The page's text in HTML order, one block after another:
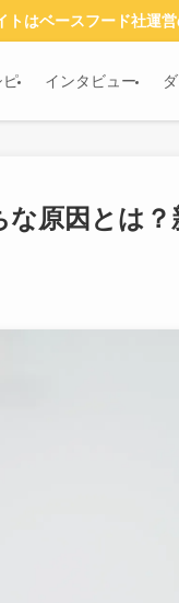
トはベースフード社運
ピ インタビュー
原因とは